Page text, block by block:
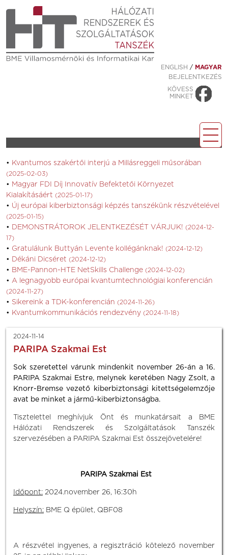
ENGLISH / MAGYAR
BEJELENTKEZÉS
KÖVESS
MINKET
Kvantumos szakértői interjú a Millásreggeli műsorában
(2025-02-03)
Magyar FDI Díj Innovatív Befektetői Környezet
Kialakításáért (2025-01-17)
Új európai kiberbiztonsági képzés tanszékünk részvételével
(2025-01-15)
DEMONSTRÁTOROK JELENTKEZÉSÉT VÁRJUK! (2024-12-
17)
Gratulálunk Buttyán Levente kollégánknak! (2024-12-12)
Dékáni Dicséret (2024-12-12)
BME-Pannon-HTE NetSkills Challenge (2024-12-02)
A legnagyobb európai kvantumtechnológiai konferencián
(2024-11-27)
Sikereink a TDK-konferencián (2024-11-26)
Kvantumkommunikációs rendezvény (2024-11-18)
2024-11-14
PARIPA Szakmai Est
Sok szeretettel várunk mindenkit november 26-án a 16.
PARIPA Szakmai Estre, melynek keretében Nagy Zsolt, a
Knorr-Bremse vezető kiberbiztonsági kitettségelemzője
avat be minket a jármű-kiberbiztonságba.
Tisztelettel meghívjuk Önt és munkatársait a BME
Hálózati Rendszerek és Szolgáltatások Tanszék
szervezésében a PARIPA Szakmai Est összejövetelére!
PARIPA Szakmai Est
Időpont: 2024.november 26, 16:30h
Helyszín: BME Q épület, QBF08
A részvétel ingyenes, a regisztráció kötelező november